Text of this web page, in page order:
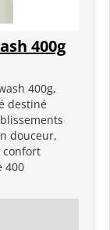
400g
400g,
destiné
douceur,
confort
400